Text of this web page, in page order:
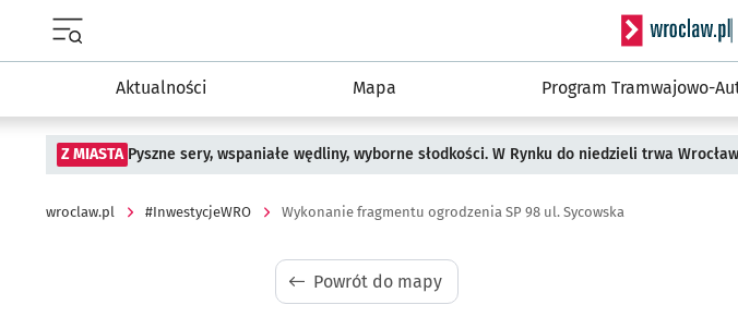
Serwis
Aktualności Mapa Program Tramwajowo-
Z MIASTA Pyszne sery, wspaniałe wędliny, wyborne słodkości. W Rynku do niedzieli trwa
wroclaw.pl #InwestycjeWRO Wykonanie fragmentu ogrodzenia SP 98 ul. Sycowska
Powrót do mapy